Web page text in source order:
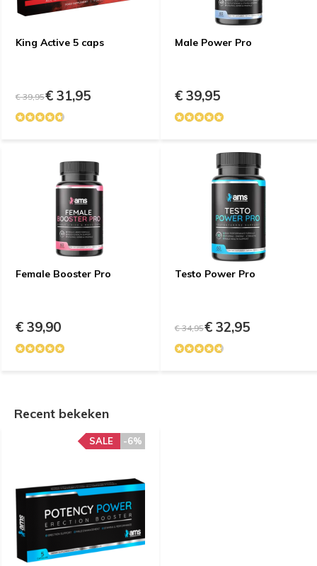
King Active 5 caps
€ 39,95€ 31,95
Male Power Pro
€ 39,95
Female Booster Pro
€ 39,90
Testo Power Pro
€ 34,95€ 32,95
Recent bekeken
-6%
SALE